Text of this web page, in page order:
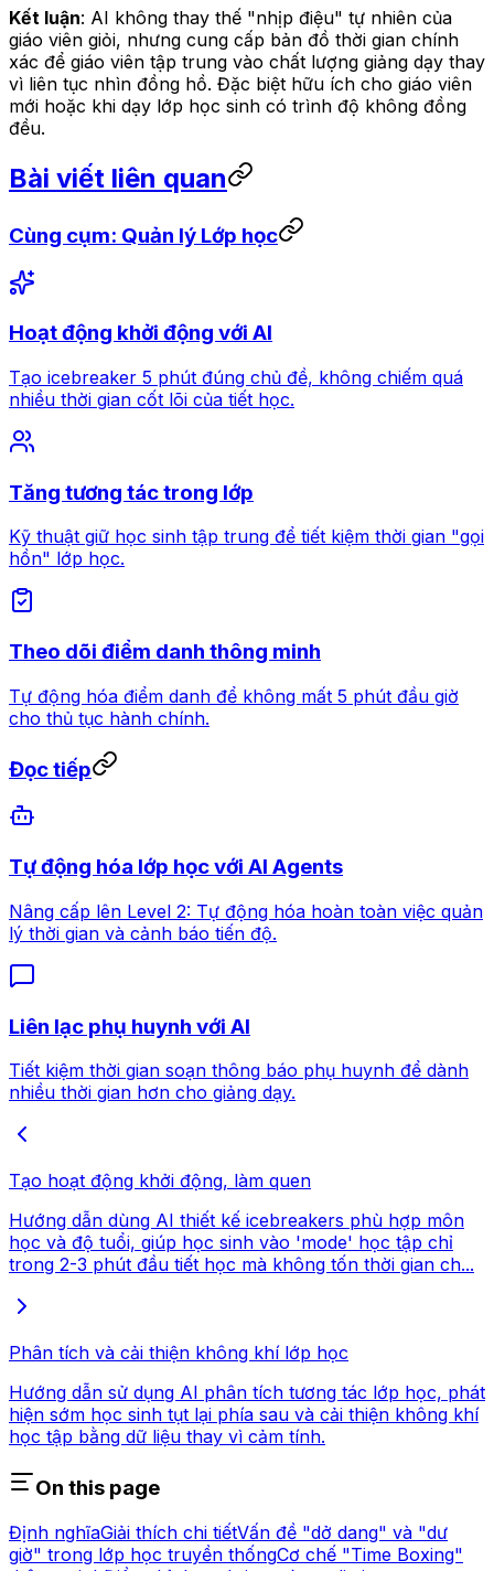
Kết luận: AI không thay thế "nhịp điệu" tự nhiên của
giáo viên giỏi, nhưng cung cấp bản đồ thời gian chính
xác để giáo viên tập trung vào chất lượng giảng dạy thay
vì liên tục nhìn đồng hồ. Đặc biệt hữu ích cho giáo viên
mới hoặc khi dạy lớp học sinh có trình độ không đồng
đều.
Bài viết liên quan
Cùng cụm: Quản lý Lớp học
Hoạt động khởi động với AI
Tạo icebreaker 5 phút đúng chủ đề, không chiếm quá
nhiều thời gian cốt lõi của tiết học.
Tăng tương tác trong lớp
Kỹ thuật giữ học sinh tập trung để tiết kiệm thời gian "gọi
hồn" lớp học.
Theo dõi điểm danh thông minh
Tự động hóa điểm danh để không mất 5 phút đầu giờ
cho thủ tục hành chính.
Đọc tiếp
Tự động hóa lớp học với AI Agents
Nâng cấp lên Level 2: Tự động hóa hoàn toàn việc quản
lý thời gian và cảnh báo tiến độ.
Liên lạc phụ huynh với AI
Tiết kiệm thời gian soạn thông báo phụ huynh để dành
nhiều thời gian hơn cho giảng dạy.
Tạo hoạt động khởi động, làm quen
Hướng dẫn dùng AI thiết kế icebreakers phù hợp môn
học và độ tuổi, giúp học sinh vào 'mode' học tập chỉ
trong 2-3 phút đầu tiết học mà không tốn thời gian ch...
Phân tích và cải thiện không khí lớp học
Hướng dẫn sử dụng AI phân tích tương tác lớp học, phát
hiện sớm học sinh tụt lại phía sau và cải thiện không khí
học tập bằng dữ liệu thay vì cảm tính.
On this page
Định nghĩaGiải thích chi tiếtVấn đề "dở dang" và "dư
giờ" trong lớp học truyền thốngCơ chế "Time Boxing"